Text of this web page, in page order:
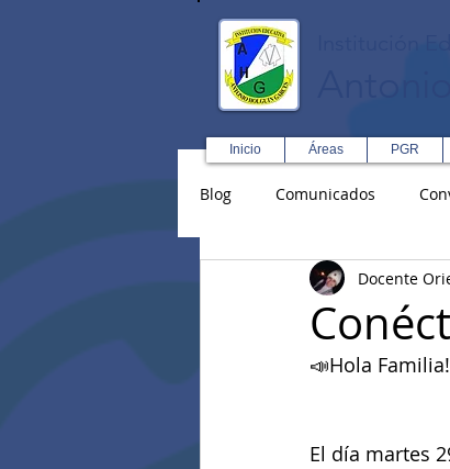
Inicio Áreas PGR
Blog Comunicados
Asopadres SENA
Educación Física R y D
Docente
📣Hola
El día martes